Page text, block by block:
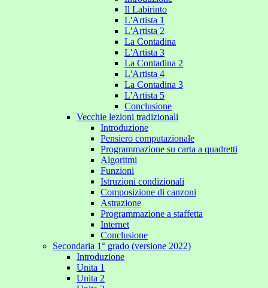
Il Labirinto
L'Artista 1
L'Artista 2
La Contadina
L'Artista 3
La Contadina 2
L'Artista 4
La Contadina 3
L'Artista 5
Conclusione
Vecchie lezioni tradizionali
Introduzione
Pensiero computazionale
Programmazione su carta a quadretti
Algoritmi
Funzioni
Istruzioni condizionali
Composizione di canzoni
Astrazione
Programmazione a staffetta
Internet
Conclusione
Secondaria 1° grado (versione 2022)
Introduzione
Unita 1
Unita 2